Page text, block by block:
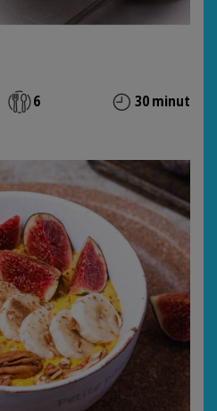
6 30 minut